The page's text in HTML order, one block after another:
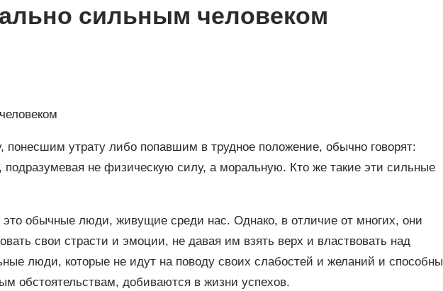
сильным человеком
утрату либо попавшим в трудное положение, обычно говорят:
не физическую силу, а моральную. Кто же такие эти сильные
обычные люди, живущие среди нас. Однако, в отличие от многих, они
свои страсти и эмоции, не давая им взять верх и властвовать над
люди, которые не идут на поводу своих слабостей и желаний и способны
обстоятельствам, добиваются в жизни успехов.